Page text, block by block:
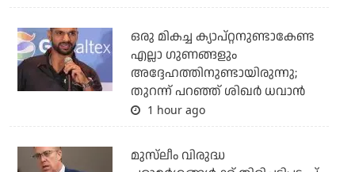
ഒരു മികച്ച ക്യാപ്റ്റനുണ്ടാകേണ്ട
എല്ലാ ഗുണങ്ങളും
അദ്ദേഹത്തിനുണ്ടായിരുന്നു;
തുറന്ന് പറഞ്ഞ് ശിഖര്‍ ധവാന്‍
1 hour ago
മുസ്‌ലീം വിരുദ്ധ